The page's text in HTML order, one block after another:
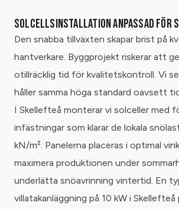
SOLCELLSINSTALLATION ANPASSAD FÖR
Den snabba tillväxten skapar brist på
hantverkare. Byggprojekt riskerar att
otillräcklig tid för kvalitetskontroll. Vi
håller samma höga standard oavsett
I Skellefteå monterar vi solceller med
infästningar som klarar de lokala
kN/m². Panelerna placeras i optimal
maximera produktionen under
underlätta snöavrinning vintertid. En
villatakanläggning på 10 kW i